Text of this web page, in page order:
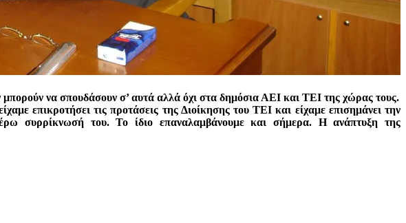
μπορούν να σπουδάσουν σ’ αυτά αλλά όχι στα δημόσια ΑΕΙ και ΤΕΙ της χώρας τους.
επικροτήσει τις προτάσεις της Διοίκησης του ΤΕΙ και είχαμε επισημάνει την
συρρίκνωσή του. Το ίδιο επαναλαμβάνουμε και σήμερα. Η ανάπτυξη της